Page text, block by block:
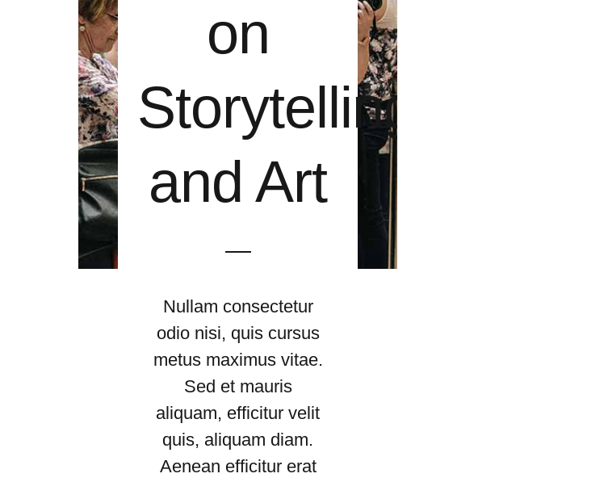
on
Storytelling
and Art
Nullam consectetur
odio nisi, quis cursus
metus maximus vitae.
Sed et mauris
aliquam, efficitur velit
quis, aliquam diam.
Aenean efficitur erat